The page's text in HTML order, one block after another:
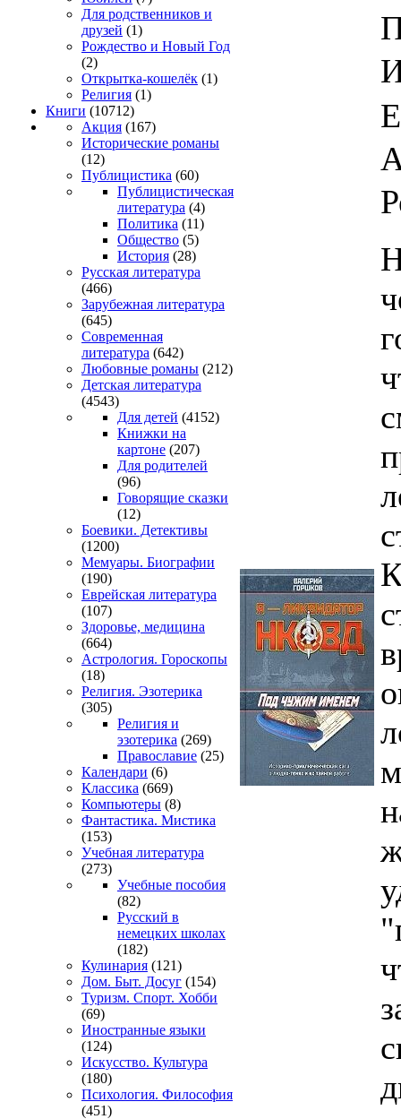
Для родственников и
друзей (1)
Рождество и Новый Год
(2)
Открытка-кошелёк (1)
Религия (1)
Книги (10712)
Акция (167)
Исторические романы
(12)
Публицистика (60)
Публицистическая
литература (4)
Политика (11)
Общество (5)
История (28)
Русская литература
(466)
Зарубежная литература
(645)
Современная
литература (642)
Любовные романы (212)
Детская литература
(4543)
Для детей (4152)
Книжки на
картоне (207)
Для родителей
(96)
Говорящие сказки
(12)
Боевики. Детективы
(1200)
Мемуары. Биографии
(190)
Еврейская литература
(107)
Здоровье, медицина
(664)
Астрология. Гороскопы
(18)
Религия. Эзотерика
(305)
Религия и
эзотерика (269)
Православие (25)
Календари (6)
Классика (669)
Компьютеры (8)
Фантастика. Мистика
(153)
Учебная литература
(273)
Учебные пособия
(82)
Русский в
немецких школах
(182)
Кулинария (121)
Дом. Быт. Досуг (154)
Туризм. Спорт. Хобби
(69)
Иностранные языки
(124)
Искусство. Культура
(180)
Психология. Философия
(451)